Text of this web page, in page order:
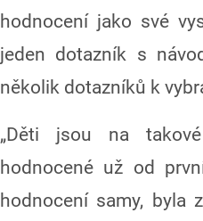
hodnocení jako své
jeden dotazník s
několik dotazníků k
„Děti jsou na
hodnocené už od
hodnocení samy, byla